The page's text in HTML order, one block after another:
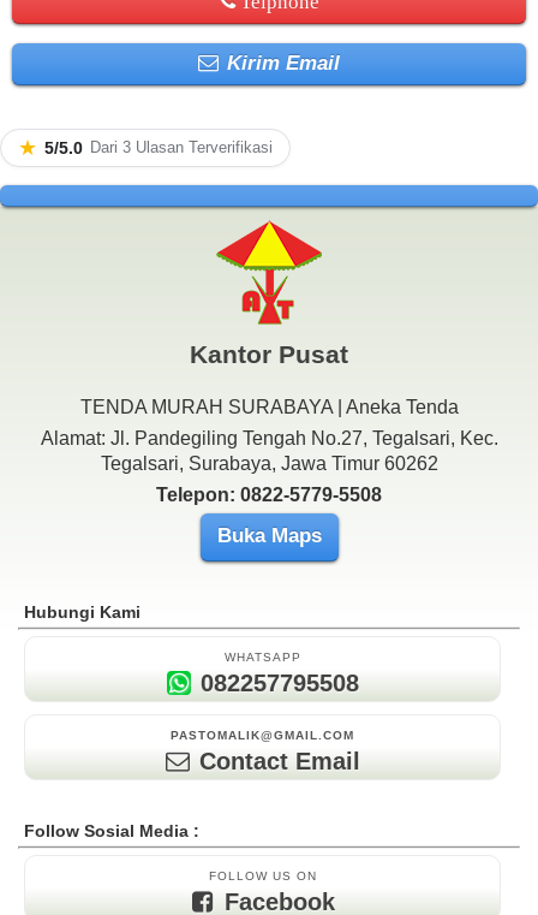
Kirim Email
★ 5/5.0 Dari 3 Ulasan Terverifikasi
Kantor Pusat
TENDA MURAH SURABAYA | Aneka Tenda
Alamat: Jl. Pandegiling Tengah No.27, Tegalsari, Kec.
Tegalsari, Surabaya, Jawa Timur 60262
Telepon: 0822-5779-5508
Buka Maps
Hubungi Kami
WHATSAPP
082257795508
PASTOMALIK@GMAIL.COM
Contact Email
Follow Sosial Media :
FOLLOW US ON
Facebook